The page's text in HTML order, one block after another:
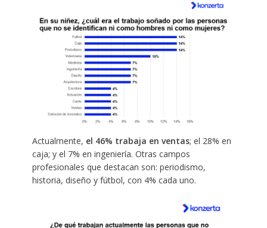
Actualmente, el 46% trabaja en ventas; el 28% en
caja; y el 7% en ingeniería. Otras campos
profesionales que destacan son: periodismo,
historia, diseño y fútbol, con 4% cada uno.